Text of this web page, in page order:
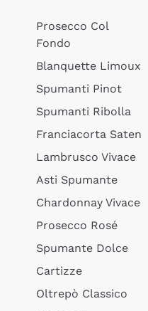
Prosecco Col
Fondo
Blanquette Limoux
Spumanti Pinot
Spumanti Ribolla
Franciacorta Saten
Lambrusco Vivace
Asti Spumante
Chardonnay Vivace
Prosecco Rosé
Spumante Dolce
Cartizze
Oltrepò Classico